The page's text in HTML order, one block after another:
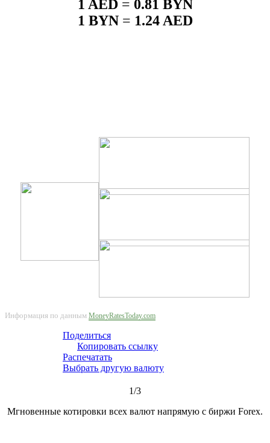
1 AED= 0.81 BYN
1 BYN= 1.24 AED
Информация по данным MoneyRatesToday.com
Поделиться
Копировать ссылку
Распечатать
Выбрать другую валюту
1/3
Мгновенные котировки всех валют напрямую с биржи Forex.